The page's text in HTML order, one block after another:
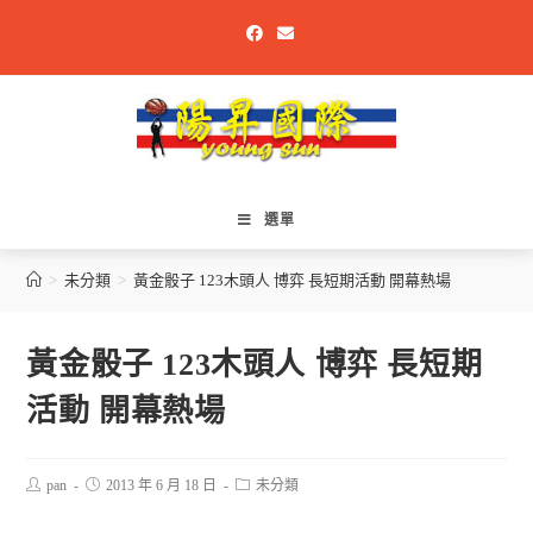
選單
> 未分類 > 黃金骰子 123木頭人 博弈 長短期活動 開幕熱場
黃金骰子 123木頭人 博弈 長短期
活動 開幕熱場
pan 2013 年 6 月 18 日 未分類